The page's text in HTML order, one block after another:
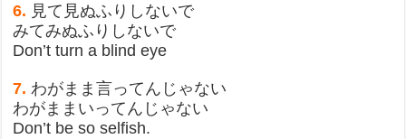
6. 見て見ぬふりしないで
みてみぬふりしないで
Don’t turn a blind eye
7. わがまま言ってんじゃない
わがままいってんじゃない
Don’t be so selfish.